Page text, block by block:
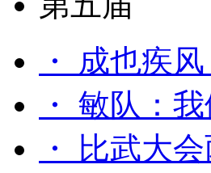
・ 成也疾
・ 敏队：
・ 比武大